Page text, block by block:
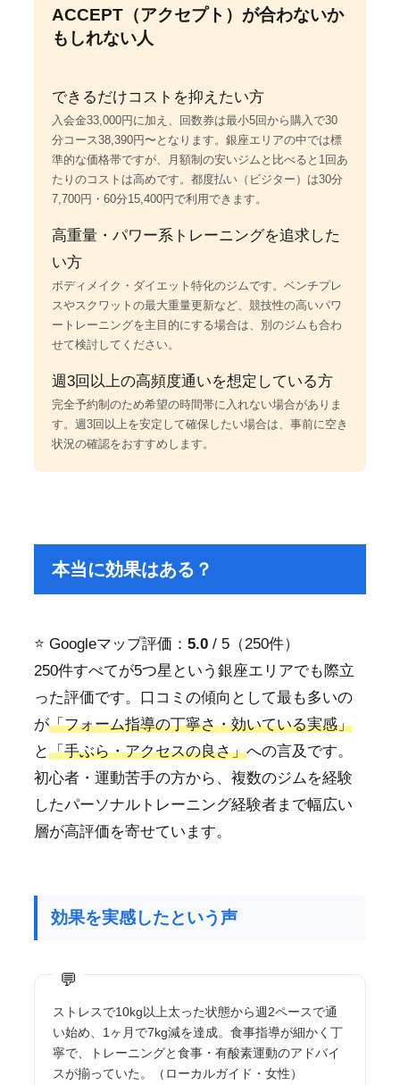
ACCEPT（アクセプト）が合わないか
もしれない人
できるだけコストを抑えたい方
入会金33,000円に加え、回数券は最小5回から購入で30
分コース38,390円〜となります。銀座エリアの中では標
準的な価格帯ですが、月額制の安いジムと比べると1回あ
たりのコストは高めです。都度払い（ビジター）は30分
7,700円・60分15,400円で利用できます。
高重量・パワー系トレーニングを追求した
い方
ボディメイク・ダイエット特化のジムです。ベンチプレ
スやスクワットの最大重量更新など、競技性の高いパワ
ートレーニングを主目的にする場合は、別のジムも合わ
せて検討してください。
週3回以上の高頻度通いを想定している方
完全予約制のため希望の時間帯に入れない場合がありま
す。週3回以上を安定して確保したい場合は、事前に空き
状況の確認をおすすめします。
本当に効果はある？
⭐ Googleマップ評価： 5.0/ 5（250件）
250件すべてが5つ星という銀座エリアでも際立
った評価です。口コミの傾向として最も多いの
が「フォーム指導の丁寧さ・効いている実感」
と「手ぶら・アクセスの良さ」への言及です。
初心者・運動苦手の方から、複数のジムを経験
したパーソナルトレーニング経験者まで幅広い
層が高評価を寄せています。
効果を実感したという声
ストレスで10kg以上太った状態から週2ペースで通
い始め、1ヶ月で7kg減を達成。食事指導が細かく丁
寧で、トレーニングと食事・有酸素運動のアドバイ
スが揃っていた。（ローカルガイド・女性）